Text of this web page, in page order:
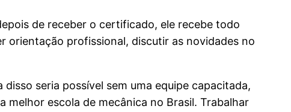
de receber o certificado, ele recebe todo
orientação profissional, discutir as novidades no
seria possível sem uma equipe capacitada,
escola de mecânica no Brasil. Trabalhar